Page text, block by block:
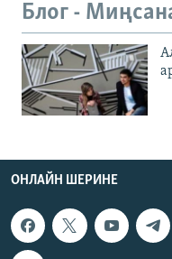
Блог -
ОНЛАЙН ШЕРИНЕ